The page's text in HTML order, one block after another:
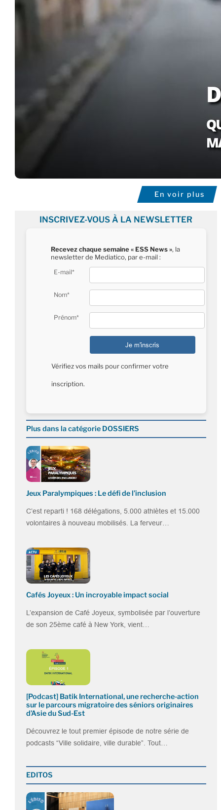
En voir plus
INSCRIVEZ-VOUS À LA NEWSLETTER
Recevez chaque semaine « ESS News », la
newsletter de Mediatico, par e-mail :
E-mail*
Nom*
Prénom*
Vérifiez vos mails pour confirmer votre
inscription.
Plus dans la catégorie DOSSIERS
Jeux Paralympiques : Le défi de l’inclusion
C’est reparti ! 168 délégations, 5.000 athlètes et 15.000
volontaires à nouveau mobilisés. La ferveur…
Cafés Joyeux : Un incroyable impact social
L’expansion de Café Joyeux, symbolisée par l’ouverture
de son 25ème café à New York, vient…
[Podcast] Batik International, une recherche-action
sur le parcours migratoire des séniors originaires
d’Asie du Sud-Est
Découvrez le tout premier épisode de notre série de
podcasts “Ville solidaire, ville durable”. Tout…
EDITOS